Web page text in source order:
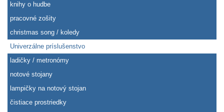
knihy o hudbe
pracovné zošity
christmas song / koledy
Univerzálne príslušenstvo
ladičky / metronómy
notové stojany
lampičky na notový stojan
čistiace prostriedky